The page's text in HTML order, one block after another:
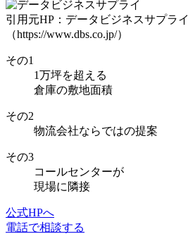
引用元HP：データビジネスサプライ
（https://www.dbs.co.jp/）
その1
1万坪を超える
倉庫の敷地面積
その2
物流会社ならではの提案
その3
コールセンターが
現場に隣接
公式HPへ
電話で相談する